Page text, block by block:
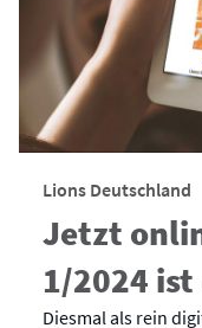
Lions Deutschland
Jetzt
1/2024 ist
Diesmal als rein